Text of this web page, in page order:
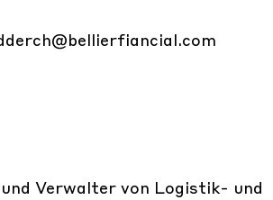
Verwalter von Logistik- und